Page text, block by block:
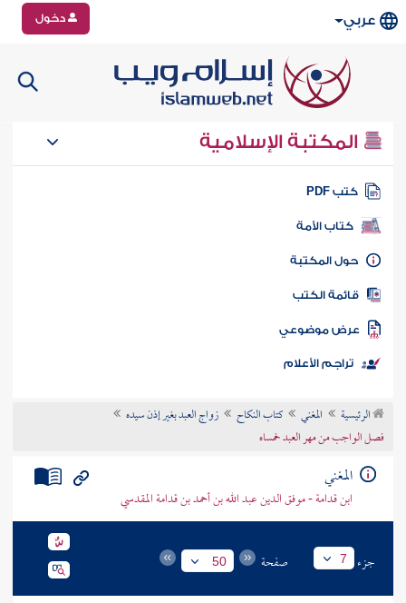
عربي دخول
المكتبة الإسلامية
كتب PDF
كتاب الأمة
المكتبة
الكتب
موضوعي
تراجم الأعلام
الرئيسية المغني كتاب النكاح
زواج العبد بغير إذن سيده
فصل الواجب من مهر العبد خمساه
المغني
ابن قدامة - موفق الدين عبد الله بن أحمد بن قدامة المقدسي
جزء 7 صفحة 50